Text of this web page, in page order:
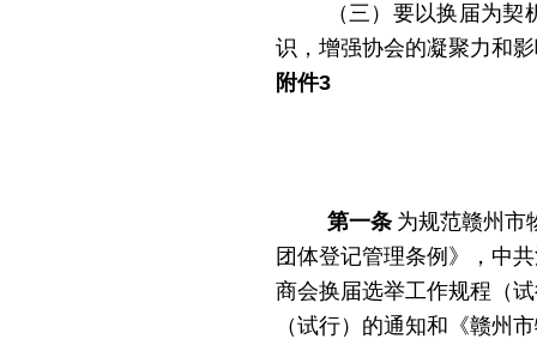
（三）要以换届为
识，增强协会的凝聚力和
附件3
第一条 为规范赣州市
团体登记管理条例》，中
商会换届选举工作规程（
（试行）的通知和《赣州